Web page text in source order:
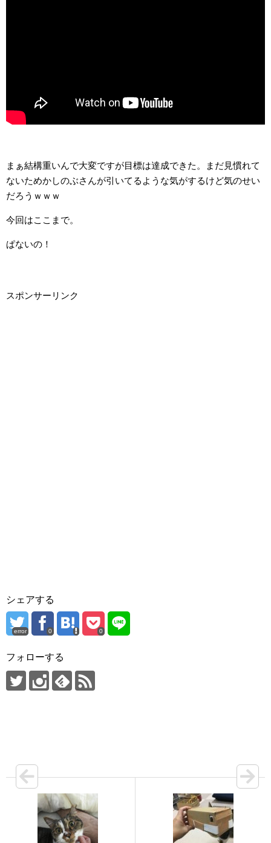
まぁ結構重いんで大変ですが目標は達成できた。まだ見慣れて
ないためかしのぶさんが引いてるような気がするけど気のせい
だろうｗｗｗ
今回はここまで。
ぱないの！
スポンサーリンク
シェアする
error 0 0
フォローする